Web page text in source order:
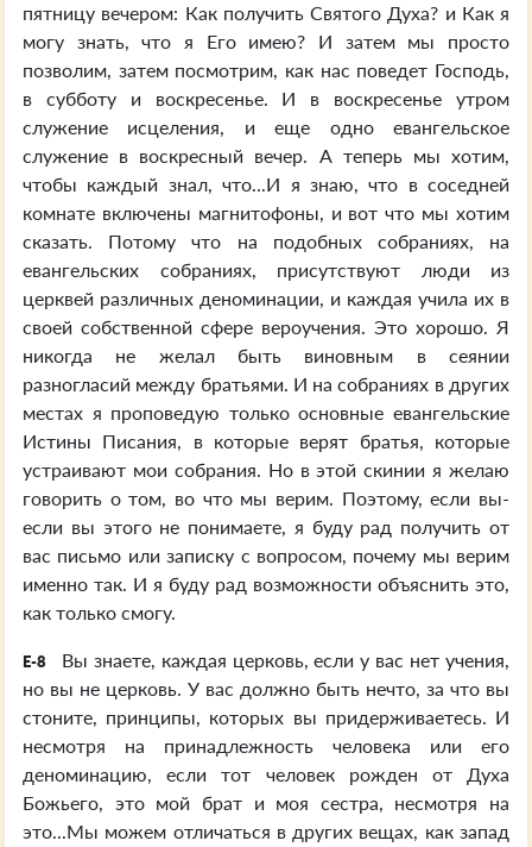
пятницу вечером: Как получить Святого Духа? и Как я
могу знать, что я Его имею? И затем мы просто
позволим, затем посмотрим, как нас поведет Господь,
в субботу и воскресенье. И в воскресенье утром
служение исцеления, и еще одно евангельское
служение в воскресный вечер. А теперь мы хотим,
чтобы каждый знал, что...И я знаю, что в соседней
комнате включены магнитофоны, и вот что мы хотим
сказать. Потому что на подобных собраниях, на
евангельских собраниях, присутствуют люди из
церквей различных деноминации, и каждая учила их в
своей собственной сфере вероучения. Это хорошо. Я
никогда не желал быть виновным в сеянии
разногласий между братьями. И на собраниях в других
местах я проповедую только основные евангельские
Истины Писания, в которые верят братья, которые
устраивают мои собрания. Но в этой скинии я желаю
говорить о том, во что мы верим. Поэтому, если вы-
если вы этого не понимаете, я буду рад получить от
вас письмо или записку с вопросом, почему мы верим
именно так. И я буду рад возможности объяснить это,
как только смогу.
E-8
Вы знаете, каждая церковь, если у вас нет учения,
но вы не церковь. У вас должно быть нечто, за что вы
стоните, принципы, которых вы придерживаетесь. И
несмотря на принадлежность человека или его
деноминацию, если тот человек рожден от Духа
Божьего, это мой брат и моя сестра, несмотря на
это...Мы можем отличаться в других вещах, как запад